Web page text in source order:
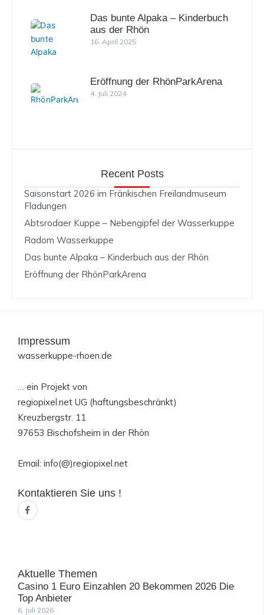
Das bunte Alpaka – Kinderbuch
aus der Rhön
16. April 2025
Eröffnung der RhönParkArena
4. Juli 2024
Recent Posts
Saisonstart 2026 im Fränkischen Freilandmuseum
Fladungen
Abtsrodaer Kuppe – Nebengipfel der Wasserkuppe
Radom Wasserkuppe
Das bunte Alpaka – Kinderbuch aus der Rhön
Eröffnung der RhönParkArena
Impressum
wasserkuppe-rhoen.de
… ein Projekt von
regiopixel.net UG (haftungsbeschränkt)
Kreuzbergstr. 11
97653 Bischofsheim in der Rhön
Email: info(@)regiopixel.net
Kontaktieren Sie uns !
F
a
c
-
f
Aktuelle Themen
Casino 1 Euro Einzahlen 20 Bekommen 2026 Die
Top Anbieter
6. Juli 2026